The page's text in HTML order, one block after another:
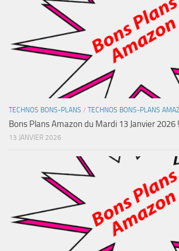
TECHNOS BONS-PLANS / TECHNOS BONS-PLANS
Bons Plans Amazon du Mardi 13 Janvier 2026
13 JANVIER 2026